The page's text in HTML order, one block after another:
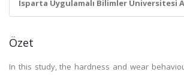
Isparta Uygulamalı Bilimler Üniversitesi
Özet
In this study, the hardness and wear